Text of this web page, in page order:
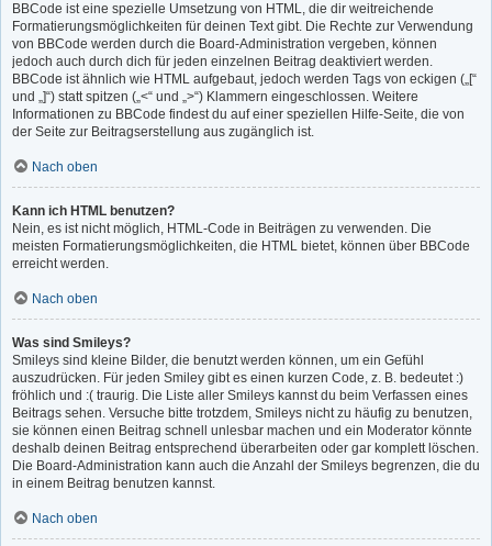
BBCode ist eine spezielle Umsetzung von HTML, die dir weitreichende
Formatierungsmöglichkeiten für deinen Text gibt. Die Rechte zur Verwendung
von BBCode werden durch die Board-Administration vergeben, können
jedoch auch durch dich für jeden einzelnen Beitrag deaktiviert werden.
BBCode ist ähnlich wie HTML aufgebaut, jedoch werden Tags von eckigen („[“
und „]“) statt spitzen („<“ und „>“) Klammern eingeschlossen. Weitere
Informationen zu BBCode findest du auf einer speziellen Hilfe-Seite, die von
der Seite zur Beitragserstellung aus zugänglich ist.
Nach oben
Kann ich HTML benutzen?
Nein, es ist nicht möglich, HTML-Code in Beiträgen zu verwenden. Die
meisten Formatierungsmöglichkeiten, die HTML bietet, können über BBCode
erreicht werden.
Nach oben
Was sind Smileys?
Smileys sind kleine Bilder, die benutzt werden können, um ein Gefühl
auszudrücken. Für jeden Smiley gibt es einen kurzen Code, z. B. bedeutet :)
fröhlich und :( traurig. Die Liste aller Smileys kannst du beim Verfassen eines
Beitrags sehen. Versuche bitte trotzdem, Smileys nicht zu häufig zu benutzen,
sie können einen Beitrag schnell unlesbar machen und ein Moderator könnte
deshalb deinen Beitrag entsprechend überarbeiten oder gar komplett löschen.
Die Board-Administration kann auch die Anzahl der Smileys begrenzen, die du
in einem Beitrag benutzen kannst.
Nach oben